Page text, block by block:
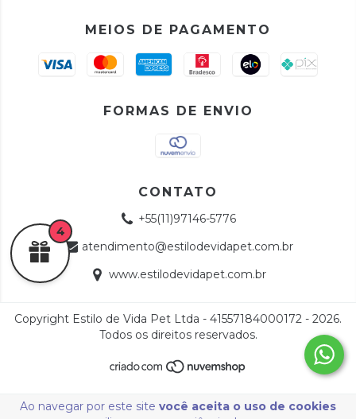
Ao navegar por este site você aceita o uso de cookies
MEIOS DE PAGAMENTO
FORMAS DE ENVIO
CONTATO
+55(11)97146-5776
atendimento@estilodevidapet.com.br
www.estilodevidapet.com.br
Copyright Estilo de Vida Pet Ltda - 41557184000172 - 2026.
Todos os direitos reservados.
4